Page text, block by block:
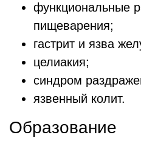
функциональные
пищеварения;
гастрит и язва
целиакия;
синдром
язвенный колит.
Образование